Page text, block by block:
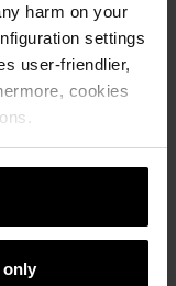
harm on your
settings
user-friendlier,
cookies
only
i šarma jer